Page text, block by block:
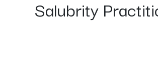
Salubrity